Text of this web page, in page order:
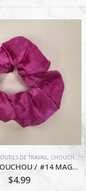
DE TRAVAIL , CHOUCHOU
WATINC CHOUCHOU / #31 VERT AMANDE
$4.99